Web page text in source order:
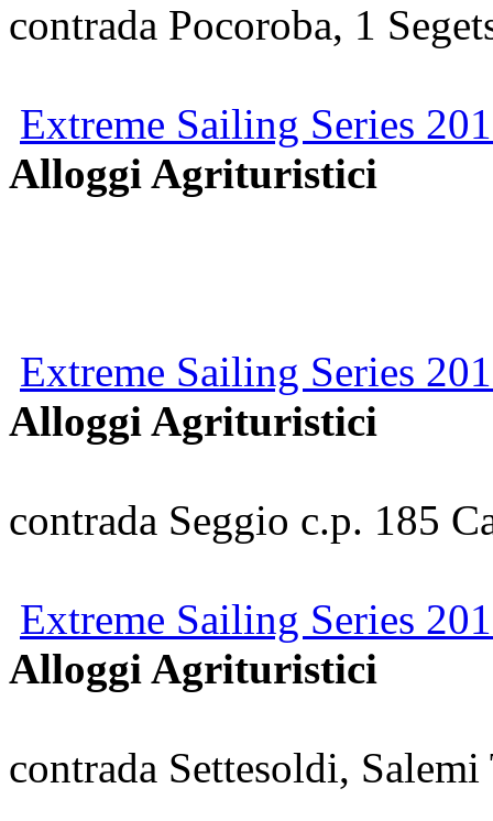
contrada Pocoroba, 1
Extreme Sailing Series
Alloggi Agrituristici
Extreme Sailing Series
Alloggi Agrituristici
contrada Seggio c.p. 185
Extreme Sailing Series
Alloggi Agrituristici
contrada Settesoldi, Salemi